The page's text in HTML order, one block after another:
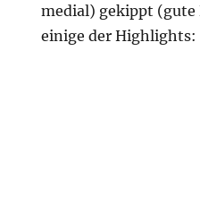
medial) gekippt (gute
einige der Highlights: